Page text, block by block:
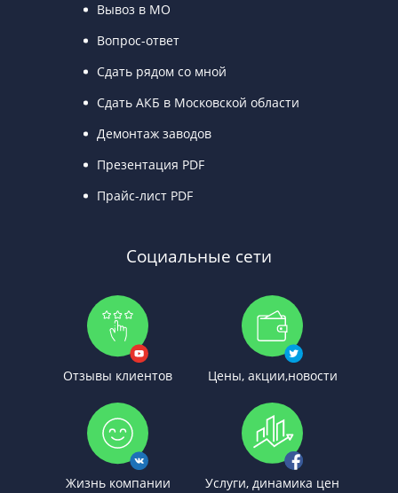
Вывоз в МО
Вопрос-ответ
Сдать рядом со мной
Сдать АКБ в Московской области
Демонтаж заводов
Презентация PDF
Прайс-лист PDF
Социальные сети
Отзывы клиентов Цены, акции,новости
Жизнь компании Услуги, динамика цен